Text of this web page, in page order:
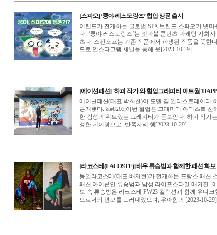
[스파오] ‘쿵야 레스토랑즈’ 협업 상품 출시
이랜드가 전개하는 글로벌 SPA 브랜드 스파오가 넷
다. ‘쿵야 레스토랑즈’는 넷마블 콘텐츠 마케팅 자회
츠다. 스핀오프는 기존 작품에서 파생된 작품을 뜻한
드로 인스타그램 채널을 통해 운[2023-10-29]
[에이션패션] '하피 작가'와 협업그래피티 아트월
에이션패션(대표 박희찬)이 모델 겸 일러스트레이터
공개했다. &#8203;이번 협업은 그래피티 아티스트
한 감성과 위트있는 그래피티가 돋보인다. 하피 작가
성한 네이밍으로 ‘반쪽자리 행[2023-10-29]
[라코스테(LACOSTE)] 배우 류승범과 함께한 패션 화보
동일라코스테(대표 배재현)가 전개하는 프랑스 패션
패션 아이콘인 류승범과 남성 라이프스타일 매거진 ‘
보 속 류승범은 라코스테 FW23 컬렉션과 함께 유니
으로서의 면모를 드러내었으며, 우아함과 [2023-10-29]